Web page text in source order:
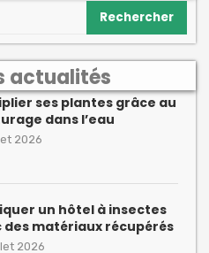
Rechercher
actualités
ses plantes grâce au
dans l’eau
2026
un hôtel à insectes
des matériaux récupérés
2026